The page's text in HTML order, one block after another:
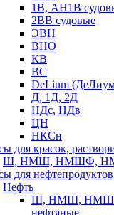
1В, АН1В
2ВВ судовые
ЭВН
ВНО
КВ
ВС
DeLium
Д, 1Д, 2Д
НДс, НДв
ЦН
НКСн
для красок,
Ш, НМШ, НМШФ,
для нефтепродуктов
Нефть
Ш, НМШ,
нефтяные